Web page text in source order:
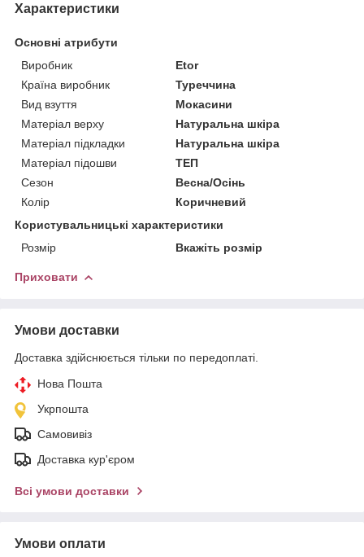
Характеристики
Основні атрибути
Виробник
Etor
Країна виробник
Туреччина
Вид взуття
Мокасини
Матеріал верху
Натуральна шкіра
Матеріал підкладки
Натуральна шкіра
Матеріал підошви
ТЕП
Сезон
Весна/Осінь
Колір
Коричневий
Користувальницькі характеристики
Розмір
Вкажіть розмір
Приховати
Умови доставки
Доставка здійснюється тільки по передоплаті.
Нова Пошта
Укрпошта
Самовивіз
Доставка кур'єром
Всі умови доставки
Умови оплати